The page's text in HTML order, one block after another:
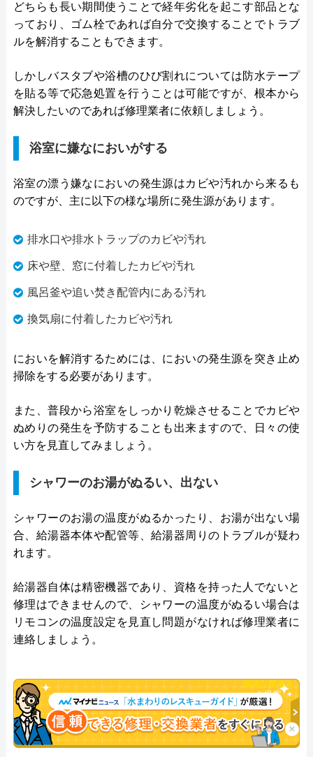
どちらも長い期間使うことで経年劣化を起こす部品とな
っており、ゴム栓であれば自分で交換することでトラブ
ルを解消することもできます。
しかしバスタブや浴槽のひび割れについては防水テープ
を貼る等で応急処置を行うことは可能ですが、根本から
解決したいのであれば修理業者に依頼しましょう。
浴室に嫌なにおいがする
浴室の漂う嫌なにおいの発生源はカビや汚れから来るも
のですが、主に以下の様な場所に発生源があります。
排水口や排水トラップのカビや汚れ
床や壁、窓に付着したカビや汚れ
風呂釜や追い焚き配管内にある汚れ
換気扇に付着したカビや汚れ
においを解消するためには、においの発生源を突き止め
掃除をする必要があります。
また、普段から浴室をしっかり乾燥させることでカビや
ぬめりの発生を予防することも出来ますので、日々の使
い方を見直してみましょう。
シャワーのお湯がぬるい、出ない
シャワーのお湯の温度がぬるかったり、お湯が出ない場
合、給湯器本体や配管等、給湯器周りのトラブルが疑わ
れます。
給湯器自体は精密機器であり、資格を持った人でないと
修理はできませんので、シャワーの温度がぬるい場合は
リモコンの温度設定を見直し問題がなければ修理業者に
連絡しましょう。
×
最適な業者を
ご提案